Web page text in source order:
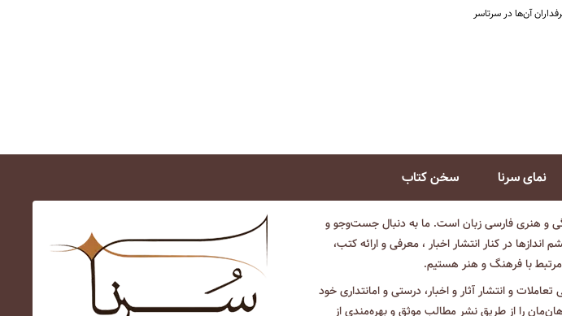
آن‌ها در سرتاسر
نمای سرنا سخن کتاب
و هنری فارسی زبان است. ما به دنبال جست‌و‌جو و
در کنار انتشار اخبار ، معرفی و ارائه کتب،
با فرهنگ و هنر هستیم.
و انتشار آثار و اخبار، درستی و امانتداری خود
را از طریق نشر مطالب موثق و بهره‌مندی از